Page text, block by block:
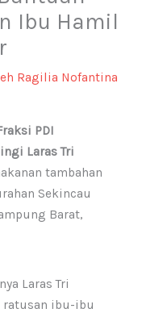
Ibu Hamil
Ragilia Nofantina
PDI
Laras Tri
tambahan
Sekincau
Barat,
Laras Tri
ratusan ibu-ibu